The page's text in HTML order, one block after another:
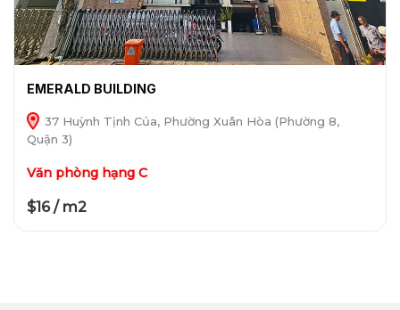
EMERALD BUILDING
37 Huỳnh Tịnh Của, Phường Xuân Hòa (Phường 8,
Quận 3)
Văn phòng hạng C
$16 / m2